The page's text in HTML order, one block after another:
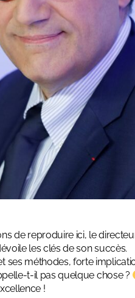
de reproduire ici, le
les clés de son succès.
méthodes, forte
t-il pas quelque chose ?
!